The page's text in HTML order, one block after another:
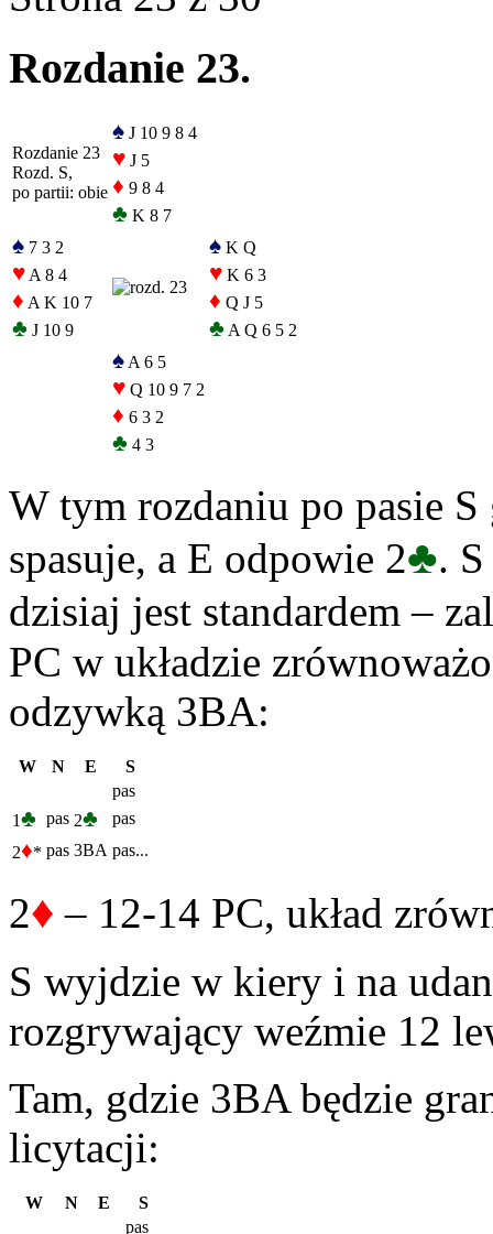
Rozdanie 23.
Rozdanie 23
Rozd. S,
po partii: obie
♠ J 10 9 8 4
♥ J 5
♦ 9 8 4
♣ K 8 7
♠ 7 3 2
♥ A 8 4
♦ A K 10 7
♣ J 10 9
♠ K Q
♥ K 6 3
♦ Q J 5
♣ A Q 6 5 2
♠ A 6 5
♥ Q 10 9 7 2
♦ 6 3 2
♣ 4 3
W tym rozdaniu po pasie
spasuje, a E odpowie 2♣.
dzisiaj jest standardem –
PC w układzie
odzywką 3BA:
W N E
S
pas
1♣ pas 2♣
pas
2♦* pas 3BA pas...
2♦ – 12-14 PC, układ
S wyjdzie w kiery i na
rozgrywający weźmie 12
Tam, gdzie 3BA będzie
licytacji:
W N E
S
pas